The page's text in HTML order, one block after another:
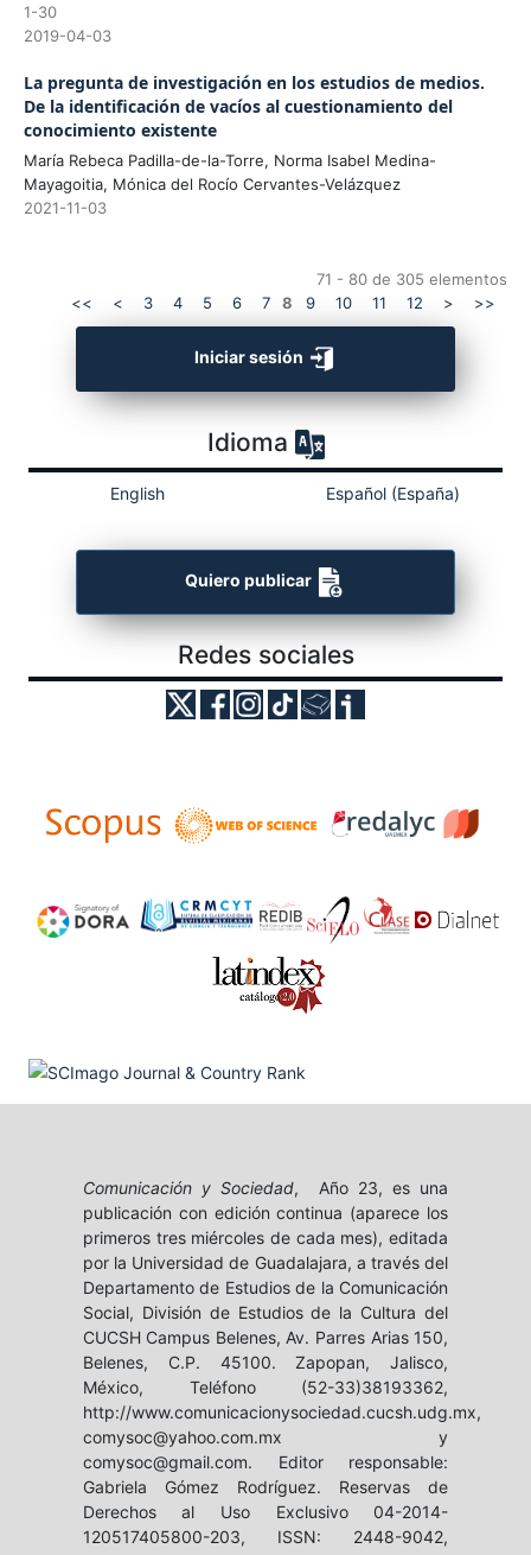
1-30
2019-04-03
La pregunta de investigación en los estudios de medios.
De la identificación de vacíos al cuestionamiento del
conocimiento existente
María Rebeca Padilla-de-la-Torre, Norma Isabel Medina-
Mayagoitia, Mónica del Rocío Cervantes-Velázquez
2021-11-03
71 - 80 de 305 elementos
<<
< 3 4 5 6 7 8 9 10 11 12 > >>
Iniciar sesión
Idioma
English Español (España)
Quiero publicar
Redes sociales
Comunicación y Sociedad, Año 23, es una
publicación con edición continua (aparece los
primeros tres miércoles de cada mes), editada
por la Universidad de Guadalajara, a través del
Departamento de Estudios de la Comunicación
Social, División de Estudios de la Cultura del
CUCSH Campus Belenes, Av. Parres Arias 150,
Belenes, C.P. 45100. Zapopan, Jalisco,
México, Teléfono (52-33)38193362,
http://www.comunicacionysociedad.cucsh.udg.mx,
comysoc@yahoo.com.mx y
comysoc@gmail.com. Editor responsable:
Gabriela Gómez Rodríguez. Reservas de
Derechos al Uso Exclusivo 04-2014-
120517405800-203, ISSN: 2448-9042,